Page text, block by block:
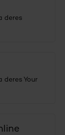
deres
Your